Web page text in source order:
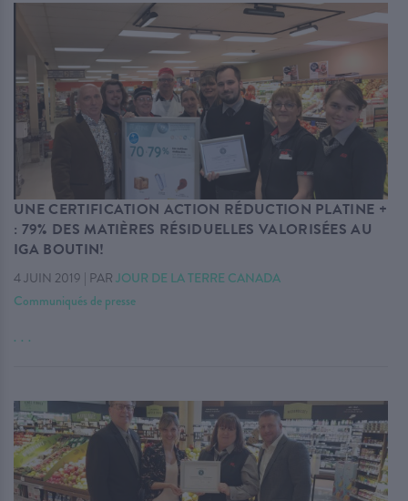
UNE CERTIFICATION ACTION RÉDUCTION PLATINE +
: 79% DES MATIÈRES RÉSIDUELLES VALORISÉES AU
IGA BOUTIN!
4 JUIN 2019 | PAR JOUR DE LA TERRE CANADA
Communiqués de presse
. . .